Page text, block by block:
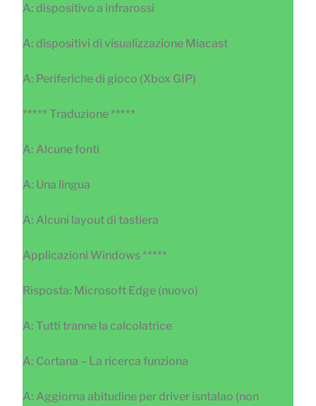
A: dispositivo a infrarossi
A: dispositivi di visualizzazione Miacast
A: Periferiche di gioco (Xbox GIP)
***** Traduzione *****
A: Alcune fonti
A: Una lingua
A: Alcuni layout di tastiera
Applicazioni Windows *****
Risposta: Microsoft Edge (nuovo)
A: Tutti tranne la calcolatrice
A: Cortana – La ricerca funziona
A: Aggiorna abitudine per driver isntalao (non